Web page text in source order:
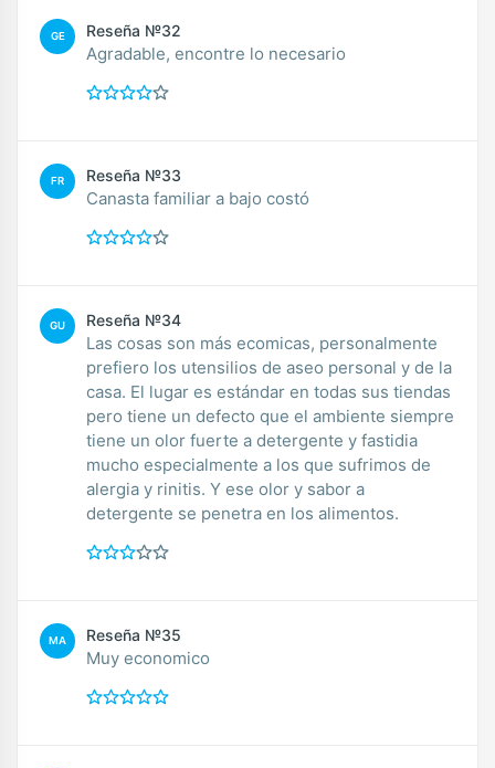
GE Reseña №32
Agradable, encontre lo necesario
FR Reseña №33
Canasta familiar a bajo costó
GU Reseña №34
Las cosas son más ecomicas, personalmente
prefiero los utensilios de aseo personal y de la
casa. El lugar es estándar en todas sus tiendas
pero tiene un defecto que el ambiente siempre
tiene un olor fuerte a detergente y fastidia
mucho especialmente a los que sufrimos de
alergia y rinitis. Y ese olor y sabor a
detergente se penetra en los alimentos.
MA Reseña №35
Muy economico